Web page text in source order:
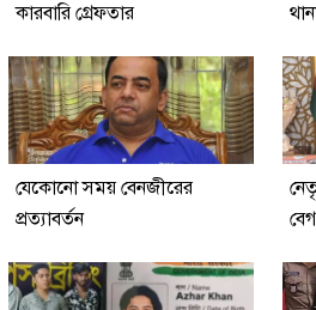
কারবারি গ্রেফতার
যেকোনো সময় বেনজীরের
প্রত্যাবর্তন